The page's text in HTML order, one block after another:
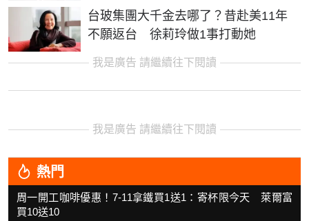
台玻集團大千金去哪了？昔赴美11年
不願返台 徐莉玲做1事打動她
我是廣告 請繼續往下閱讀
我是廣告 請繼續往下閱讀
熱門
周一開工咖啡優惠！7-11拿鐵買1送1：寄杯限今天 萊爾富
買10送10